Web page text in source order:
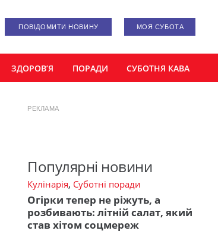
ПОВІДОМИТИ НОВИНУ МОЯ СУБОТА
ЗДОРОВ’Я ПОРАДИ СУБОТНЯ КАВА
РЕКЛАМА
Популярні новини
Кулінарія, Суботні поради
Огірки тепер не ріжуть, а
розбивають: літній салат, який
став хітом соцмереж